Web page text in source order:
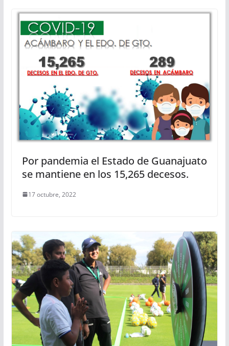
Por pandemia el Estado de Guanajuato
se mantiene en los 15,265 decesos.
17 octubre, 2022